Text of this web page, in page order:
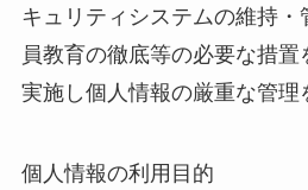
キュリティシステムの維持・
員教育の徹底等の必要な措
実施し個人情報の厳重な管理
個人情報の利用目的